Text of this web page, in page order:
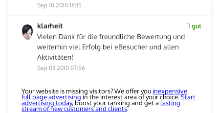
Sep.10.2010 18:15
klarheit gut
Vielen Dank für die freundliche Bewertung und
weiterhin viel Erfolg bei eBesucher und allen
Aktivitäten!
Sep.03.2010 07:56
Your website is missing visitors? We offer you inexpensive
full page advertising in the interest area of your choice.Start
advertising today, boost your ranking and get a lasting
stream of new customers and clients.